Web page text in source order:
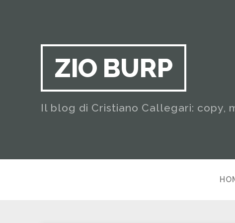
ZIO BURP
Il blog di Cristiano Callegari: copy,